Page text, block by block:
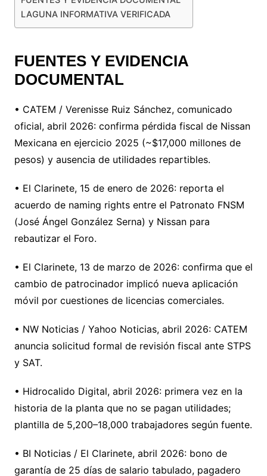
LAGUNA INFORMATIVA VERIFICADA
FUENTES Y EVIDENCIA
DOCUMENTAL
• CATEM / Verenisse Ruiz Sánchez, comunicado
oficial, abril 2026: confirma pérdida fiscal de Nissan
Mexicana en ejercicio 2025 (~$17,000 millones de
pesos) y ausencia de utilidades repartibles.
• El Clarinete, 15 de enero de 2026: reporta el
acuerdo de naming rights entre el Patronato FNSM
(José Ángel González Serna) y Nissan para
rebautizar el Foro.
• El Clarinete, 13 de marzo de 2026: confirma que el
cambio de patrocinador implicó nueva aplicación
móvil por cuestiones de licencias comerciales.
• NW Noticias / Yahoo Noticias, abril 2026: CATEM
anuncia solicitud formal de revisión fiscal ante STPS
y SAT.
• Hidrocalido Digital, abril 2026: primera vez en la
historia de la planta que no se pagan utilidades;
plantilla de 5,200–18,000 trabajadores según fuente.
• BI Noticias / El Clarinete, abril 2026: bono de
garantía de 25 días de salario tabulado, pagadero